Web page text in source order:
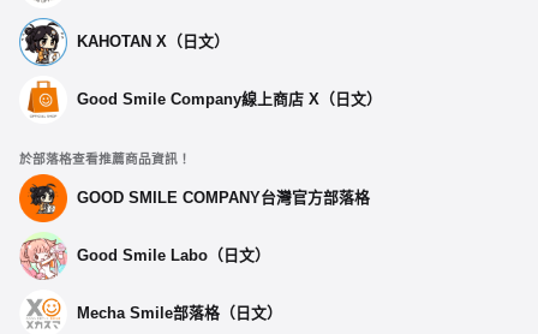
KAHOTAN X（日文）
Good Smile Company線上商店 X（日文）
於部落格查看推薦商品資訊！
GOOD SMILE COMPANY台灣官方部落格
Good Smile Labo（日文）
Mecha Smile部落格（日文）